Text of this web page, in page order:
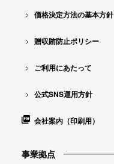
価格決定方法の基本方針
贈収賄防止ポリシー
ご利用にあたって
公式SNS運用方針
会社案内（印刷用）
事業拠点